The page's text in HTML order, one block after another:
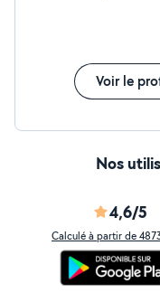
Voir le
Nos
4,6/5
Calculé à partir de